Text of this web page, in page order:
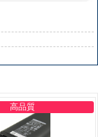
高品質